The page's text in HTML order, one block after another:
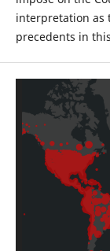
interpretation as
precedents in